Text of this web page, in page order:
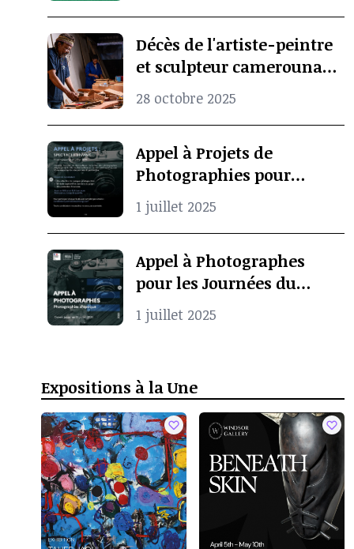
Décès de l'artiste-peintre
et sculpteur camerounais
Koko Komegne, le père de
l’art contemporain
camerounais
28 octobre 2025
Appel à Projets de
Photographies pour
Spectacle Vivant
1 juillet 2025
Appel à Photographes
pour les Journées du
Patrimoine à Pointe-
Noire
1 juillet 2025
Expositions à la Une